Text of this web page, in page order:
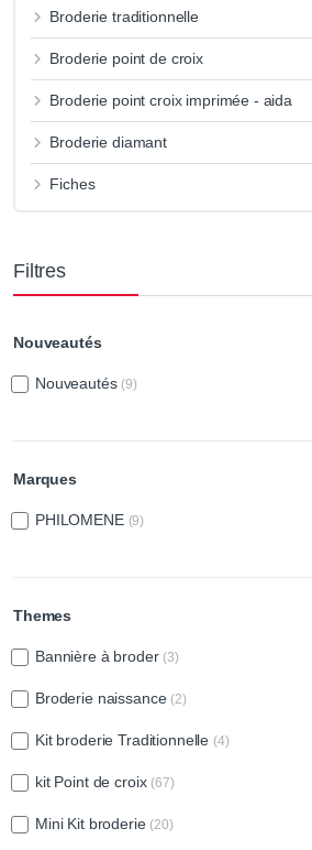
Broderie traditionnelle
Broderie point de croix
Broderie point croix imprimée - aida
Broderie diamant
Fiches
Filtres
Nouveautés
Nouveautés (9)
Marques
PHILOMENE (9)
Themes
Bannière à broder (3)
Broderie naissance (2)
Kit broderie Traditionnelle (4)
kit Point de croix (67)
Mini Kit broderie (20)